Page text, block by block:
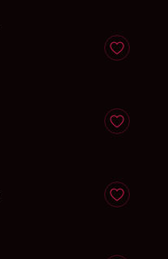
Anadir a
Anadir a
Anadir a